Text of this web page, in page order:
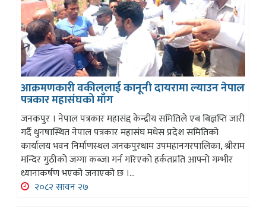
आक्रमणकारी वकीललाई कानूनी दायरामा ल्याउन नेपाल
पत्रकार महासंघको माँग
जनकपुर । नेपाल पत्रकार महासंद्द केन्द्रीय समितिले एब बिज्ञप्ति जारी
गर्दै धुनषास्थित नेपाल पत्रकार महासंघ मधेस प्रदेश समितिको
कार्यालय भवन निर्माणस्थल जनकपुरधाम उपमहानगरपालिका, श्रीराम
मन्दिर गुठीको जग्गा कब्जा गर्न गरिएको हर्कतप्रति आफ्नो गम्भीर
ध्यानाकर्षण भएको जनाएको छ ।...
२०८२ सावन २७